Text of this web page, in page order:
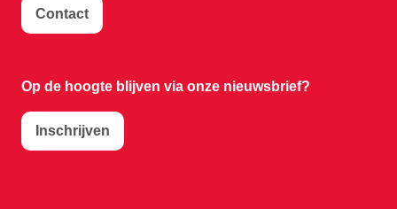
Contact
Op de hoogte blijven via onze nieuwsbrief?
Inschrijven